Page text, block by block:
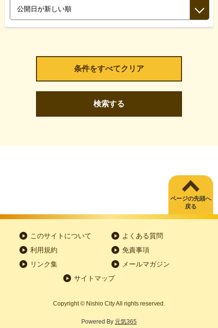
検索する
ページの先頭へ
戻る
このサイトについて
よくある質問
利用規約
免責事項
リンク集
メールマガジン
サイトマップ
Copyright © Nishio City All rights reserved.
Powered By 元気365